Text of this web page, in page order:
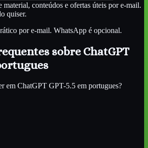
material, conteúdos e ofertas úteis por e-mail.
quiser.
por e-mail. WhatsApp é opcional.
sobre ChatGPT
em ChatGPT GPT-5.5 em portugues?